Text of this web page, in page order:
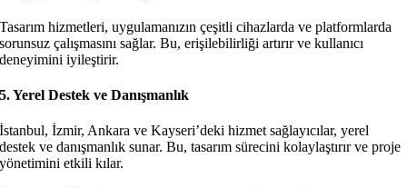
Tasarım hizmetleri, uygulamanızın çeşitli cihazlarda ve platformlarda
sorunsuz çalışmasını sağlar. Bu, erişilebilirliği artırır ve kullanıcı
deneyimini iyileştirir.
5.Yerel Destek ve Danışmanlık
İstanbul, İzmir, Ankara ve Kayseri’deki hizmet sağlayıcılar, yerel
destek ve danışmanlık sunar. Bu, tasarım sürecini kolaylaştırır ve proje
yönetimini etkili kılar.